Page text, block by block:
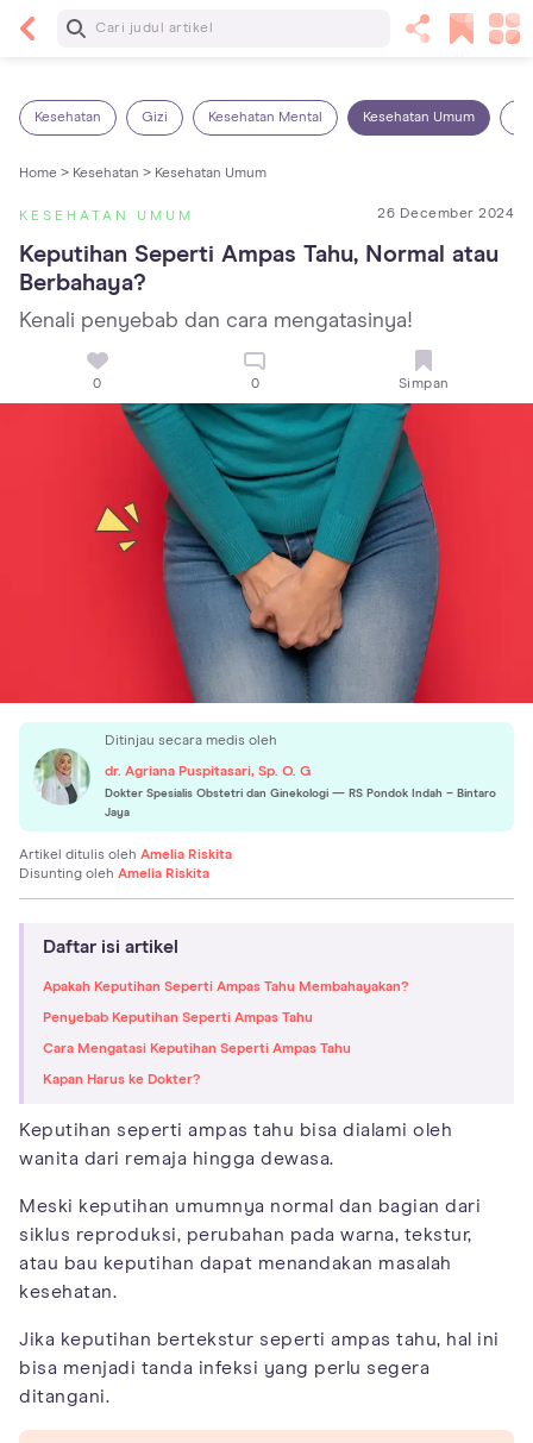
Baca Selanjutnya
Kesehatan Gizi Kesehatan Mental Kesehatan Umum
Home > Kesehatan > Kesehatan Umum
KESEHATAN UMUM 26 December 2024
Keputihan Seperti Ampas Tahu, Normal atau
Berbahaya?
Kenali penyebab dan cara mengatasinya!
0 0 Simpan
Ditinjau secara medis oleh
dr. Agriana Puspitasari, Sp. O. G
Dokter Spesialis Obstetri dan Ginekologi — RS Pondok Indah – Bintaro
Jaya
Artikel ditulis oleh Amelia Riskita
Disunting oleh Amelia Riskita
Daftar isi artikel
Apakah Keputihan Seperti Ampas Tahu Membahayakan?
Penyebab Keputihan Seperti Ampas Tahu
Cara Mengatasi Keputihan Seperti Ampas Tahu
Kapan Harus ke Dokter?
Keputihan seperti ampas tahu bisa dialami oleh
wanita dari remaja hingga dewasa.
Meski keputihan umumnya normal dan bagian dari
siklus reproduksi, perubahan pada warna, tekstur,
atau bau keputihan dapat menandakan masalah
kesehatan.
Jika keputihan bertekstur seperti ampas tahu, hal ini
bisa menjadi tanda infeksi yang perlu segera
ditangani.